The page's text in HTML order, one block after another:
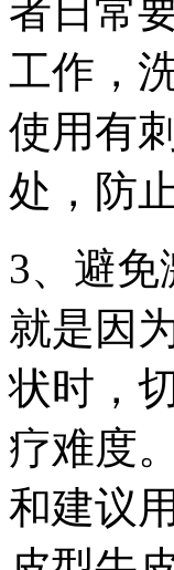
者日常
工作，
使用有
处，防
3、避
就是因
状时，
疗难度
和建议